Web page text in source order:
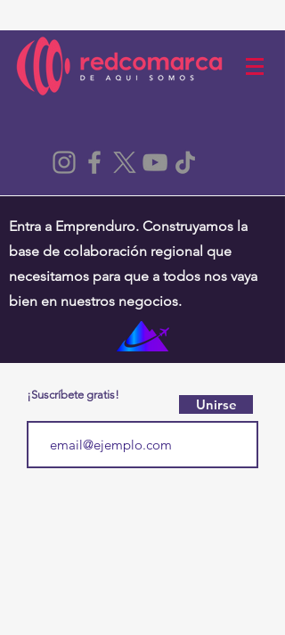
Entra a Emprenduro. Construyamos la
base de colaboración regional que
necesitamos para que a todos nos vaya
bien en nuestros negocios.
¡Suscríbete gratis!
Unirse